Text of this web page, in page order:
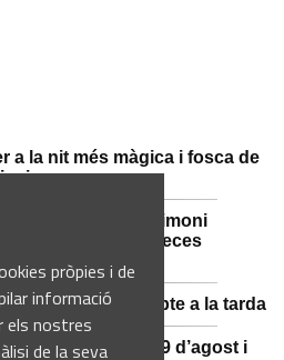
pròpies i de
informació
els nostres
de la seva
a la nit més màgica i fosca de
en valor el patrimoni
i exposició de peces
fortes dissabte a la tarda
s’avança al 29 d’agost i